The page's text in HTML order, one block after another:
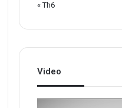
« Th6
Video